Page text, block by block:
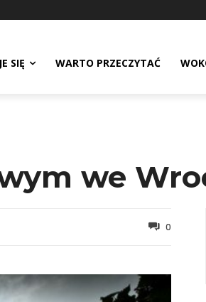
SIĘ WARTO PRZECZYTAĆ
we
0